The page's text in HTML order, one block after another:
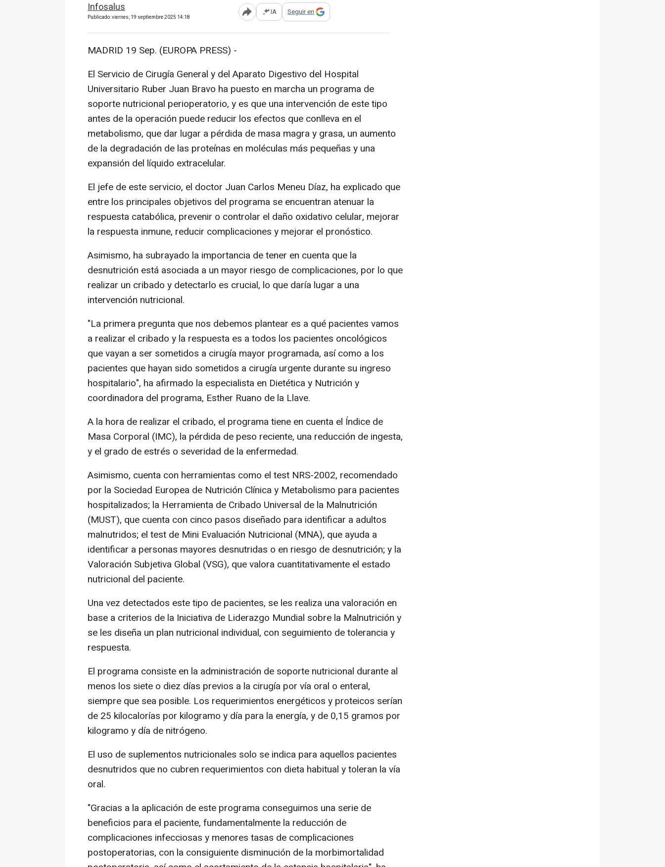
Infosalus
Publicado: viernes, 19 septiembre 2025 14:18 Abrir opciones para compartir
IA Seguir en
MADRID 19 Sep. (EUROPA PRESS) -
El Servicio de Cirugía General y del Aparato Digestivo del Hospital
Universitario Ruber Juan Bravo ha puesto en marcha un programa de
soporte nutricional perioperatorio, y es que una intervención de este tipo
antes de la operación puede reducir los efectos que conlleva en el
metabolismo, que dar lugar a pérdida de masa magra y grasa, un aumento
de la degradación de las proteínas en moléculas más pequeñas y una
expansión del líquido extracelular.
El jefe de este servicio, el doctor Juan Carlos Meneu Díaz, ha explicado que
entre los principales objetivos del programa se encuentran atenuar la
respuesta catabólica, prevenir o controlar el daño oxidativo celular, mejorar
la respuesta inmune, reducir complicaciones y mejorar el pronóstico.
Asimismo, ha subrayado la importancia de tener en cuenta que la
desnutrición está asociada a un mayor riesgo de complicaciones, por lo que
realizar un cribado y detectarlo es crucial, lo que daría lugar a una
intervención nutricional.
"La primera pregunta que nos debemos plantear es a qué pacientes vamos
a realizar el cribado y la respuesta es a todos los pacientes oncológicos
que vayan a ser sometidos a cirugía mayor programada, así como a los
pacientes que hayan sido sometidos a cirugía urgente durante su ingreso
hospitalario", ha afirmado la especialista en Dietética y Nutrición y
coordinadora del programa, Esther Ruano de la Llave.
A la hora de realizar el cribado, el programa tiene en cuenta el Índice de
Masa Corporal (IMC), la pérdida de peso reciente, una reducción de ingesta,
y el grado de estrés o severidad de la enfermedad.
Asimismo, cuenta con herramientas como el test NRS-2002, recomendado
por la Sociedad Europea de Nutrición Clínica y Metabolismo para pacientes
hospitalizados; la Herramienta de Cribado Universal de la Malnutrición
(MUST), que cuenta con cinco pasos diseñado para identificar a adultos
malnutridos; el test de Mini Evaluación Nutricional (MNA), que ayuda a
identificar a personas mayores desnutridas o en riesgo de desnutrición; y la
Valoración Subjetiva Global (VSG), que valora cuantitativamente el estado
nutricional del paciente.
Una vez detectados este tipo de pacientes, se les realiza una valoración en
base a criterios de la Iniciativa de Liderazgo Mundial sobre la Malnutrición y
se les diseña un plan nutricional individual, con seguimiento de tolerancia y
respuesta.
El programa consiste en la administración de soporte nutricional durante al
menos los siete o diez días previos a la cirugía por vía oral o enteral,
siempre que sea posible. Los requerimientos energéticos y proteicos serían
de 25 kilocalorías por kilogramo y día para la energía, y de 0,15 gramos por
kilogramo y día de nitrógeno.
El uso de suplementos nutricionales solo se indica para aquellos pacientes
desnutridos que no cubren requerimientos con dieta habitual y toleran la vía
oral.
"Gracias a la aplicación de este programa conseguimos una serie de
beneficios para el paciente, fundamentalmente la reducción de
complicaciones infecciosas y menores tasas de complicaciones
postoperatorias, con la consiguiente disminución de la morbimortalidad